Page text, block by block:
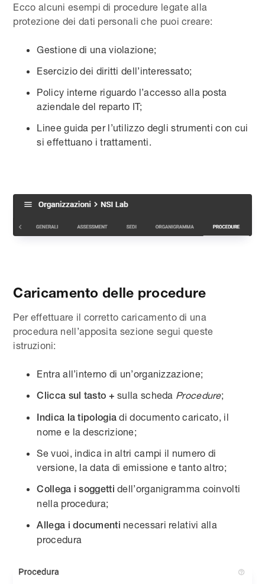
Ecco alcuni esempi di procedure legate alla
protezione dei dati personali che puoi creare:
Gestione di una violazione;
Esercizio dei diritti dell’interessato;
Policy interne riguardo l’accesso alla posta
aziendale del reparto IT;
Linee guida per l’utilizzo degli strumenti con cui
si effettuano i trattamenti.
Caricamento delle procedure
Per effettuare il corretto caricamento di una
procedura nell’apposita sezione segui queste
istruzioni:
Entra all’interno di un’organizzazione;
Clicca sul tasto + sulla scheda Procedure;
Indica la tipologiadi documento caricato, il
nome e la descrizione;
Se vuoi, indica in altri campi il numero di
versione, la data di emissione e tanto altro;
Collega i soggetti dell’organigramma coinvolti
nella procedura;
Allega i documenti necessari relativi alla
procedura